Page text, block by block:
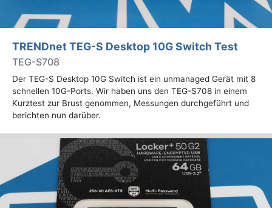
TRENDnet TEG-S Desktop 10G Switch Test
TEG-S708
Der TEG-S Desktop 10G Switch ist ein unmanaged Gerät mit 8
schnellen 10G-Ports. Wir haben uns den TEG-S708 in einem
Kurztest zur Brust genommen, Messungen durchgeführt und
berichten nun darüber.